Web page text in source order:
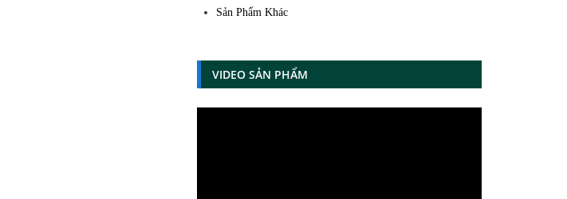
Sản Phẩm Khác
VIDEO SẢN PHẨM